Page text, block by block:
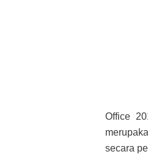
Office
secara